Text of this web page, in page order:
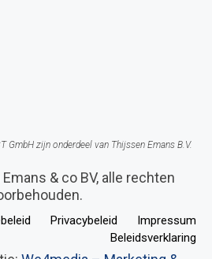
GmbH zijn onderdeel van Thijssen Emans B.V.
& co BV, alle rechten
Privacybeleid
Impressum
Beleidsverklaring